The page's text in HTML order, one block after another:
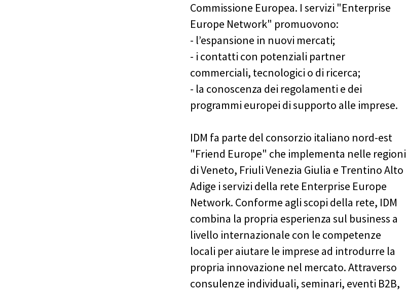
Commissione Europea. I servizi "Enterprise
Europe Network" promuovono:
- l’espansione in nuovi mercati;
- i contatti con potenziali partner
commerciali, tecnologici o di ricerca;
- la conoscenza dei regolamenti e dei
programmi europei di supporto alle imprese.
IDM fa parte del consorzio italiano nord-est
"Friend Europe" che implementa nelle regioni
di Veneto, Friuli Venezia Giulia e Trentino Alto
Adige i servizi della rete Enterprise Europe
Network. Conforme agli scopi della rete, IDM
combina la propria esperienza sul business a
livello internazionale con le competenze
locali per aiutare le imprese ad introdurre la
propria innovazione nel mercato. Attraverso
consulenze individuali, seminari, eventi B2B,